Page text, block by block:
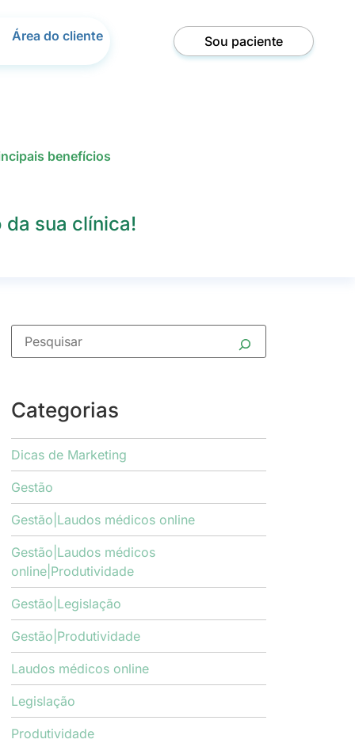
Área do cliente Sou paciente
benefícios
sua clínica!
Categorias
Dicas de Marketing
Gestão
Gestão|Laudos médicos online
Gestão|Laudos médicos
online|Produtividade
Gestão|Legislação
Gestão|Produtividade
Laudos médicos online
Legislação
Produtividade